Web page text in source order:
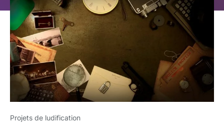
Projets de ludification